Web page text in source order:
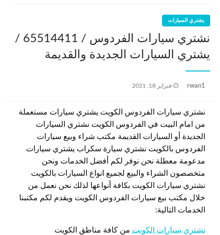
يشتري السيارات
نشتري سيارات الفردوس / 65514411 /
يشتري السيارات الجديدة والقديمة
rwan1
نُشر
فبراير 18, 2021
نشتري سيارات الفردوس الكويت يشتري سيارات مستعملة
من امام البيت في الفردوس الكويت نشتري السيارات
الجديدة أو السيارات القديمة مكتب شراء وبيع سيارات
الفردوس بالكويت نشتري سيارة سكراب يشتري سيارات
مدعومة معطلة نحن نوفر لكم أفضل الخدمات ونحن
متخصصون الشراء والبيع لجميع انواع السيارات بالكويت
نشتري سيارات الكويت بكافة أنواعها لذلك نحن نعمل من
خلال مكتب بيع سيارات الفردوس الكويت ويقدم لكم مكتبنا
الخدمات التالية:
نشتري سيارات الكويت من كافة مناطق الكويت